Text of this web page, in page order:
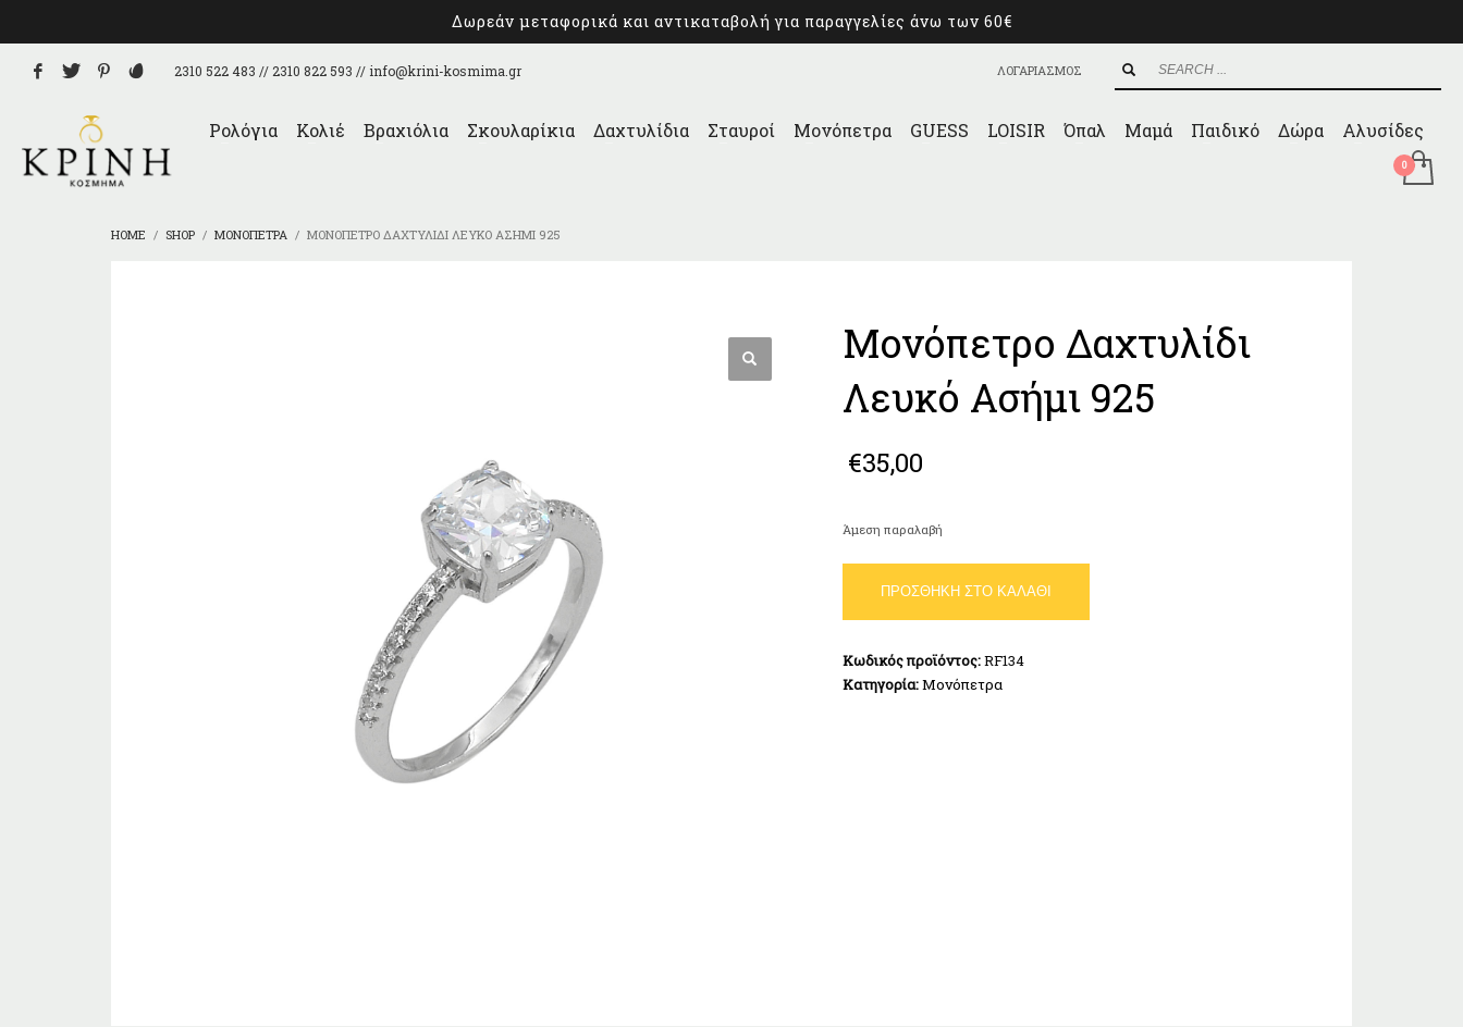
Δωρεάν μεταφορικά και αντικαταβολή για παραγγελίες άνω των 60€
2310 522 483 // 2310 822 593 // info@krini-kosmima.gr ΛΟΓΑΡΙΑΣΜΟΣ
Ρολόγια Κολιέ Βραχιόλια Σκουλαρίκια Δαχτυλίδια Σταυροί Μονόπετρα GUESS LOISIR Όπαλ Μαμά Παιδικό Δώρα Αλυσίδες
HOME SHOP ΜΟΝΌΠΕΤΡΑ ΜΟΝΌΠΕΤΡΟ ΔΑΧΤΥΛΊΔΙ ΛΕΥΚΌ ΑΣΉΜΙ 925
Μονόπετρο Δαχτυλίδι
Λευκό Ασήμι 925
€35,00
Άμεση παραλαβή
Δαχτυλίδι
Λευκό
925
ποσότητα
ΠΡΟΣΘΉΚΗ ΣΤΟ ΚΑΛΆΘΙ
Κωδικός προϊόντος:RF134
Κατηγορία:Μονόπετρα